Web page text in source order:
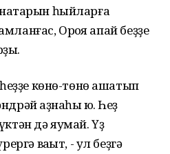
һыйларға
Орҡоя апай беҙҙе
көнө-төнө ашатып
ҡаҙнаһы юҡ. Һеҙ
дә яумай. Үҙ
ваҡыт, - ул беҙгә